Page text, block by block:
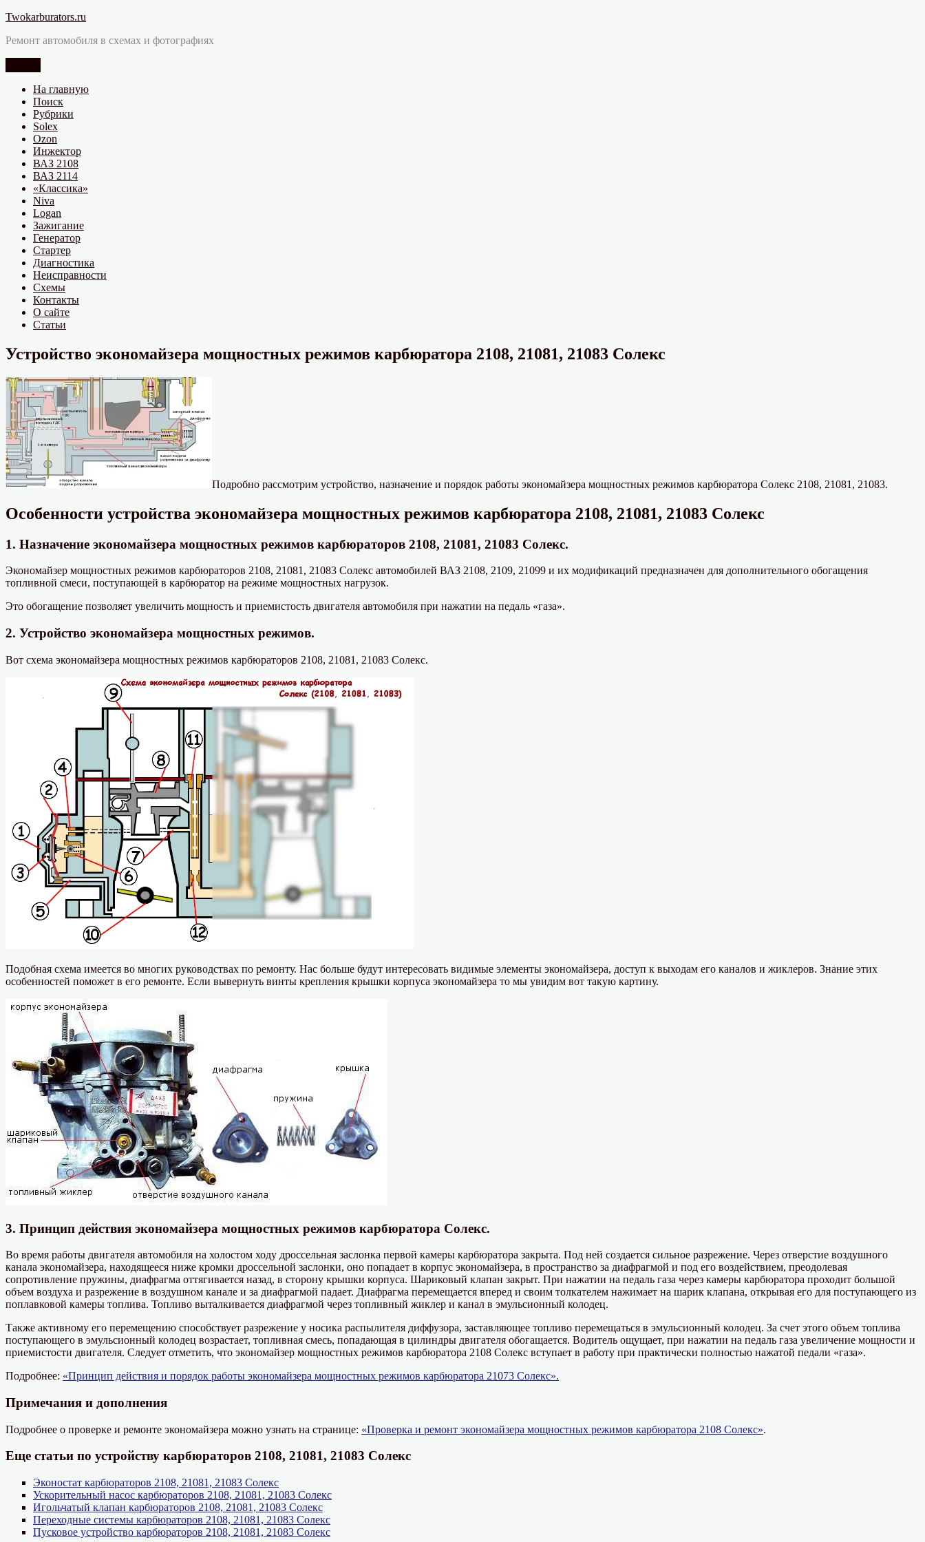
Перейти
содержимому
Twokarburators.ru
Ремонт автомобиля в схемах и фотографиях
На главную
Поиск
Рубрики
Solex
Ozon
Инжектор
ВАЗ 2108
ВАЗ 2114
«Классика»
Niva
Logan
Зажигание
Генератор
Стартер
Диагностика
Неисправности
Схемы
Контакты
О сайте
Статьи
Устройство экономайзера мощностных режимов карбюратора 2108, 21081, 21083 Солекс
Подробно рассмотрим устройство, назначение и порядок работы экономайзера мощностных режимов карбюратора Солекс 2108, 21081, 21083.
Особенности устройства экономайзера мощностных режимов карбюратора 2108, 21081, 21083 Солекс
1. Назначение экономайзера мощностных режимов карбюраторов 2108, 21081, 21083 Солекс.
Экономайзер мощностных режимов карбюраторов 2108, 21081, 21083 Солекс автомобилей ВАЗ 2108, 2109, 21099 и их модификаций предназначен для дополнительного обогащения
топливной смеси, поступающей в карбюратор на режиме мощностных нагрузок.
Это обогащение позволяет увеличить мощность и приемистость двигателя автомобиля при нажатии на педаль «газа».
2. Устройство экономайзера мощностных режимов.
Вот схема экономайзера мощностных режимов карбюраторов 2108, 21081, 21083 Солекс.
Подобная схема имеется во многих руководствах по ремонту. Нас больше будут интересовать видимые элементы экономайзера, доступ к выходам его каналов и жиклеров. Знание этих
особенностей поможет в его ремонте. Если вывернуть винты крепления крышки корпуса экономайзера то мы увидим вот такую картину.
3. Принцип действия экономайзера мощностных режимов карбюратора Солекс.
Во время работы двигателя автомобиля на холостом ходу дроссельная заслонка первой камеры карбюратора закрыта. Под ней создается сильное разрежение. Через отверстие воздушного
канала экономайзера, находящееся ниже кромки дроссельной заслонки, оно попадает в корпус экономайзера, в пространство за диафрагмой и под его воздействием, преодолевая
сопротивление пружины, диафрагма оттягивается назад, в сторону крышки корпуса. Шариковый клапан закрыт. При нажатии на педаль газа через камеры карбюратора проходит большой
объем воздуха и разрежение в воздушном канале и за диафрагмой падает. Диафрагма перемещается вперед и своим толкателем нажимает на шарик клапана, открывая его для поступающего из
поплавковой камеры топлива. Топливо выталкивается диафрагмой через топливный жиклер и канал в эмульсионный колодец.
Также активному его перемещению способствует разрежение у носика распылителя диффузора, заставляющее топливо перемещаться в эмульсионный колодец. За счет этого объем топлива
поступающего в эмульсионный колодец возрастает, топливная смесь, попадающая в цилиндры двигателя обогащается. Водитель ощущает, при нажатии на педаль газа увеличение мощности и
приемистости двигателя. Следует отметить, что экономайзер мощностных режимов карбюратора 2108 Солекс вступает в работу при практически полностью нажатой педали «газа».
Подробнее: «Принцип действия и порядок работы экономайзера мощностных режимов карбюратора 21073 Солекс».
Примечания и дополнения
Подробнее о проверке и ремонте экономайзера можно узнать на странице: «Проверка и ремонт экономайзера мощностных режимов карбюратора 2108 Солекс».
Еще статьи по устройству карбюраторов 2108, 21081, 21083 Солекс
Эконостат карбюраторов 2108, 21081, 21083 Солекс
Ускорительный насос карбюраторов 2108, 21081, 21083 Солекс
Игольчатый клапан карбюраторов 2108, 21081, 21083 Солекс
Переходные системы карбюраторов 2108, 21081, 21083 Солекс
Пусковое устройство карбюраторов 2108, 21081, 21083 Солекс